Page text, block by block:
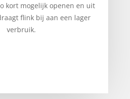
kort mogelijk openen en uit
flink bij aan een lager
verbruik.